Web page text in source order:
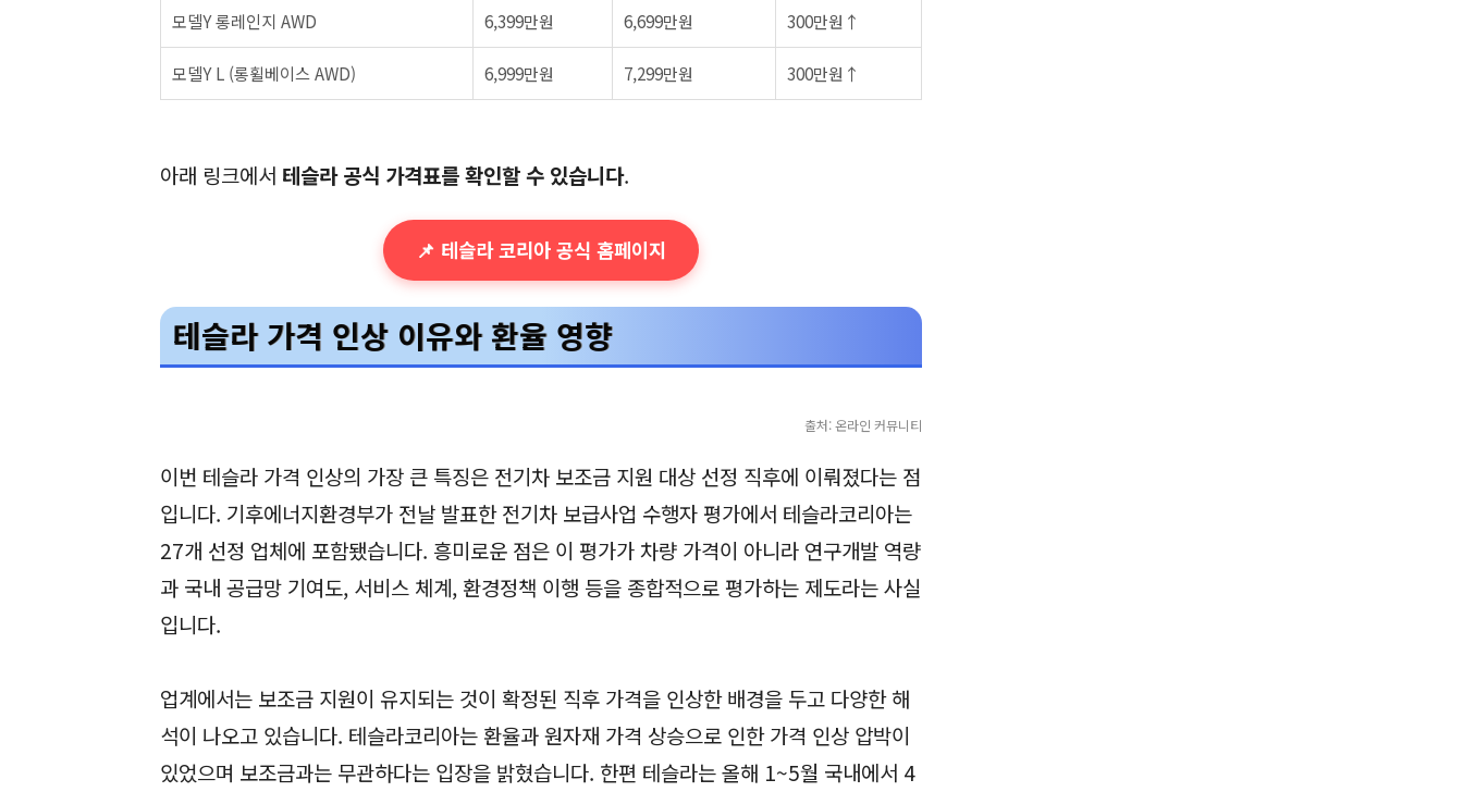
모델Y 롱레인지 AWD 6,399만원 6,699만원 300만원↑
모델Y L (롱휠베이스 AWD) 6,999만원 7,299만원 300만원↑
아래 링크에서 테슬라 공식 가격표를 확인할 수 있습니다.
📌 테슬라 코리아 공식 홈페이지
테슬라 가격 인상 이유와 환율 영향
출처: 온라인 커뮤니티
이번 테슬라 가격 인상의 가장 큰 특징은 전기차 보조금 지원 대상 선정 직후에 이뤄졌다는 점
입니다. 기후에너지환경부가 전날 발표한 전기차 보급사업 수행자 평가에서 테슬라코리아는
27개 선정 업체에 포함됐습니다. 흥미로운 점은 이 평가가 차량 가격이 아니라 연구개발 역량
과 국내 공급망 기여도, 서비스 체계, 환경정책 이행 등을 종합적으로 평가하는 제도라는 사실
입니다.
업계에서는 보조금 지원이 유지되는 것이 확정된 직후 가격을 인상한 배경을 두고 다양한 해
석이 나오고 있습니다. 테슬라코리아는 환율과 원자재 가격 상승으로 인한 가격 인상 압박이
있었으며 보조금과는 무관하다는 입장을 밝혔습니다. 한편 테슬라는 올해 1~5월 국내에서 4